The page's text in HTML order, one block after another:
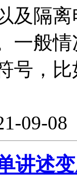
及隔
一般
号，
09-
讲述